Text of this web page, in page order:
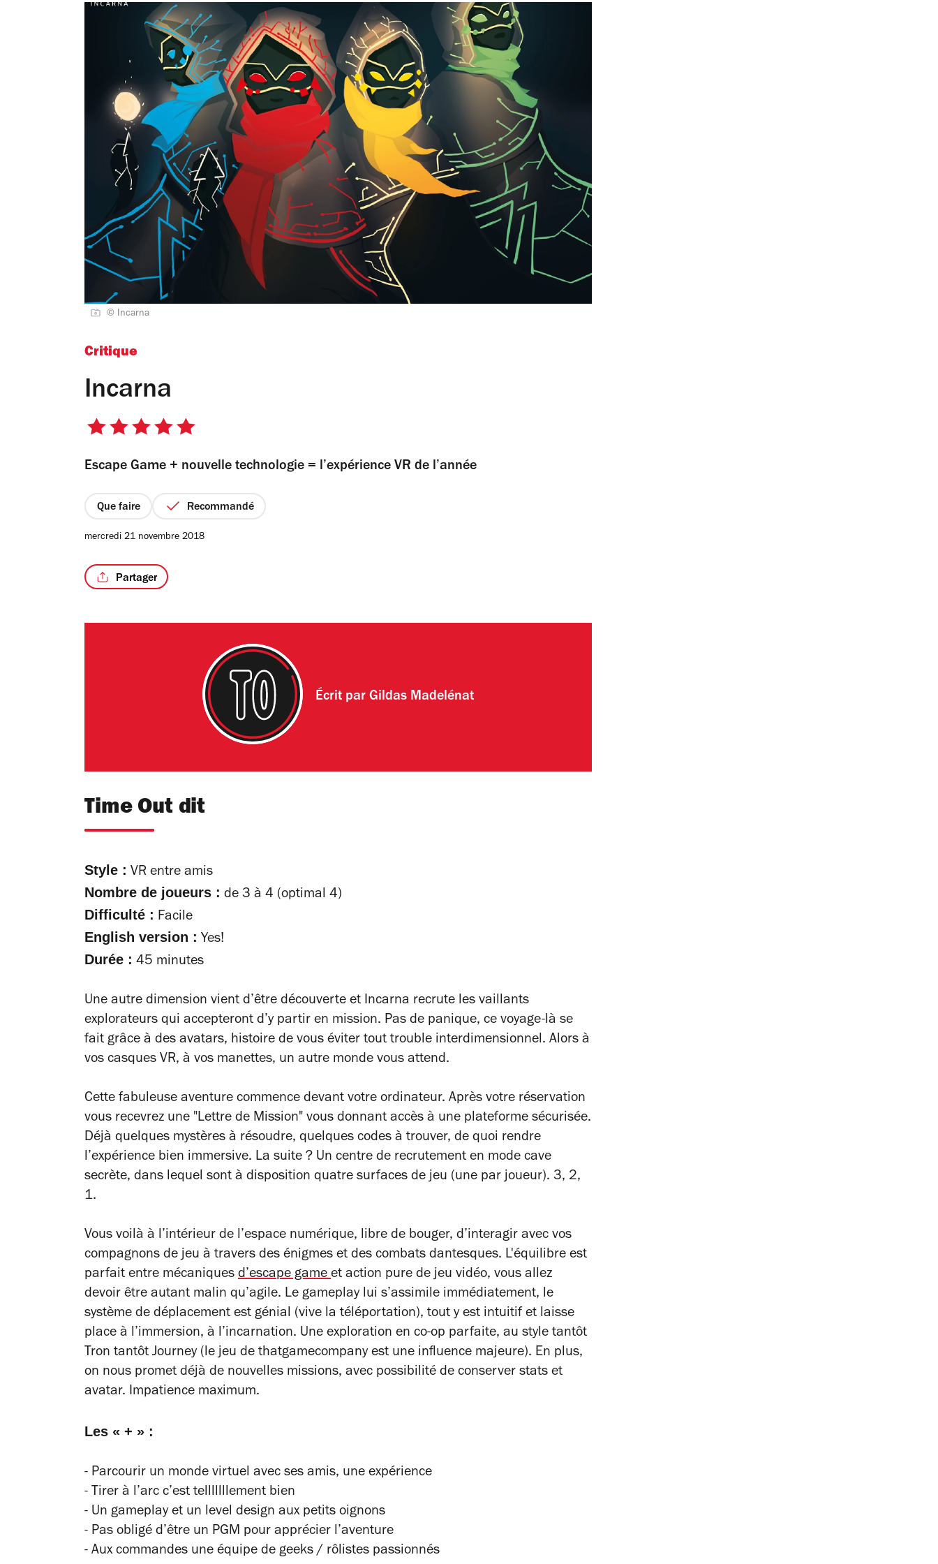
© Incarna
Critique
Incarna
5
5
Escape Game + nouvelle technologie = l’expérience VR de l’année
Que faire Recommandé
mercredi 21 novembre 2018
Partager
Écrit par Gildas Madelénat
Time Out dit
Style : VR entre amis
Nombre de joueurs : de 3 à 4 (optimal 4)
Difficulté : Facile
English version : Yes!
Durée : 45 minutes
Une autre dimension vient d’être découverte et Incarna recrute les vaillants
explorateurs qui accepteront d’y partir en mission. Pas de panique, ce voyage-là se
fait grâce à des avatars, histoire de vous éviter tout trouble interdimensionnel. Alors à
vos casques VR, à vos manettes, un autre monde vous attend.
Cette fabuleuse aventure commence devant votre ordinateur. Après votre réservation
vous recevrez une "Lettre de Mission" vous donnant accès à une plateforme sécurisée.
Déjà quelques mystères à résoudre, quelques codes à trouver, de quoi rendre
l’expérience bien immersive. La suite ? Un centre de recrutement en mode cave
secrète, dans lequel sont à disposition quatre surfaces de jeu (une par joueur). 3, 2,
1.
Vous voilà à l’intérieur de l’espace numérique, libre de bouger, d’interagir avec vos
compagnons de jeu à travers des énigmes et des combats dantesques. L'équilibre est
parfait entre mécaniques d’escape gameet action pure de jeu vidéo, vous allez
devoir être autant malin qu’agile. Le gameplay lui s’assimile immédiatement, le
système de déplacement est génial (vive la téléportation), tout y est intuitif et laisse
place à l’immersion, à l’incarnation. Une exploration en co-op parfaite, au style tantôt
Tron tantôt Journey (le jeu de thatgamecompanyest une influence majeure). En plus,
on nous promet déjà de nouvelles missions, avec possibilité de conserver stats et
avatar. Impatience maximum.
Les « + » :
- Parcourir un monde virtuel avec ses amis, une expérience
- Tirer à l’arc c’est telllllllement bien
- Un gameplay et un level design aux petits oignons
- Pas obligé d’être un PGM pour apprécier l’aventure
- Aux commandes une équipe de geeks / rôlistes passionnés